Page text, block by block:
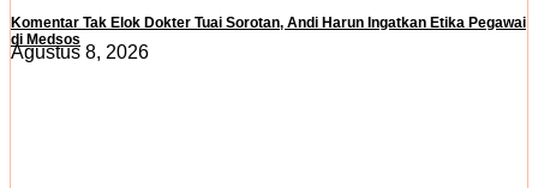
Komentar Tak Elok Dokter Tuai Sorotan, Andi Harun Ingatkan Etika Pegawai
di Medsos
Agustus 8, 2026